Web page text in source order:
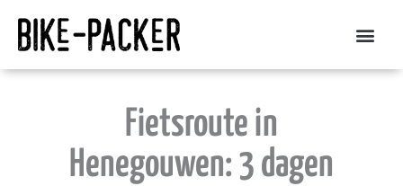
naar
Fietsroute in
Henegouwen: 3 dagen